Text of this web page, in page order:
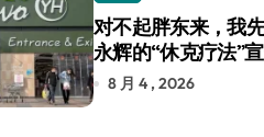
对不起胖东来，我
永辉的“休克疗法”
8 月 4 , 2026